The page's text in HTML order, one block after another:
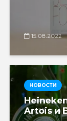
15.08.2022
НОВОСТИ
Artois и